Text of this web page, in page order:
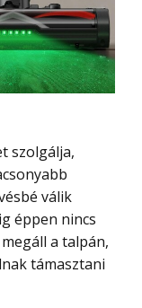
válik
éppen nincs
a talpán,
támasztani